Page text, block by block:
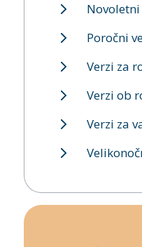
Novoletni
Poročni
Verzi za
Verzi ob
Verzi za